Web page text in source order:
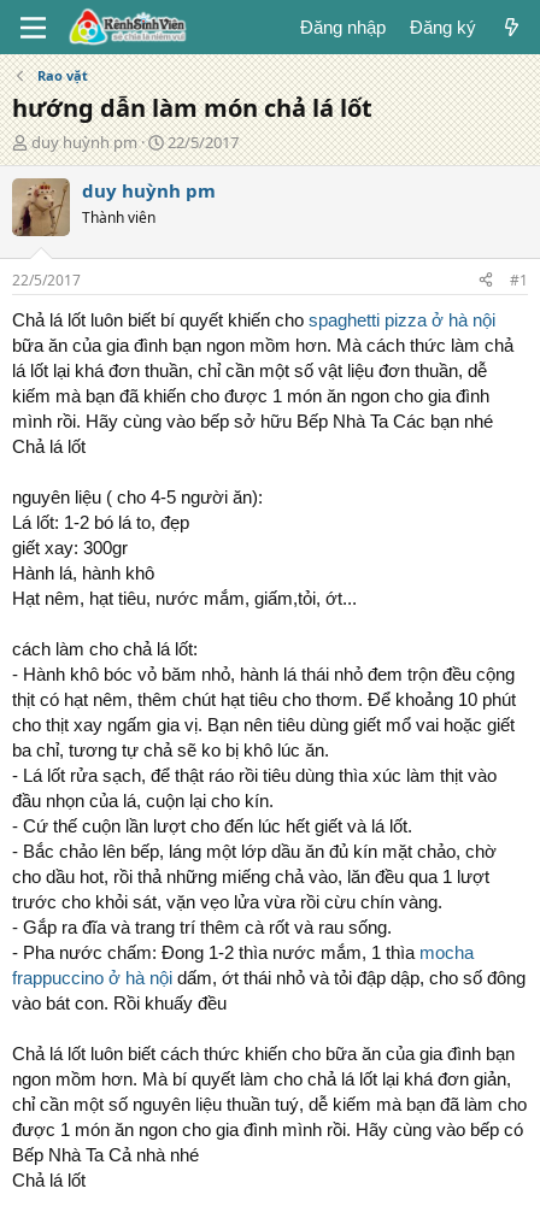
Đăng nhập Đăng ký
Rao vặt
hướng dẫn làm món chả lá lốt
T
á
c
g
i
ả
duy huỳnh pm
N
g
à
g
22/5/2017
duy huỳnh pm
Thành viên
22/5/2017
#1
Chả lá lốt luôn biết bí quyết khiến cho spaghetti pizza ở hà nội
bữa ăn của gia đình bạn ngon mồm hơn. Mà cách thức làm chả
lá lốt lại khá đơn thuần, chỉ cần một số vật liệu đơn thuần, dễ
kiếm mà bạn đã khiến cho được 1 món ăn ngon cho gia đình
mình rồi. Hãy cùng vào bếp sở hữu Bếp Nhà Ta Các bạn nhé
Chả lá lốt
nguyên liệu ( cho 4-5 người ăn):
Lá lốt: 1-2 bó lá to, đẹp
giết xay: 300gr
Hành lá, hành khô
Hạt nêm, hạt tiêu, nước mắm, giấm,tỏi, ớt...
cách làm cho chả lá lốt:
- Hành khô bóc vỏ băm nhỏ, hành lá thái nhỏ đem trộn đều cộng
thịt có hạt nêm, thêm chút hạt tiêu cho thơm. Để khoảng 10 phút
cho thịt xay ngấm gia vị. Bạn nên tiêu dùng giết mổ vai hoặc giết
ba chỉ, tương tự chả sẽ ko bị khô lúc ăn.
- Lá lốt rửa sạch, để thật ráo rồi tiêu dùng thìa xúc làm thịt vào
đầu nhọn của lá, cuộn lại cho kín.
- Cứ thế cuộn lần lượt cho đến lúc hết giết và lá lốt.
- Bắc chảo lên bếp, láng một lớp dầu ăn đủ kín mặt chảo, chờ
cho dầu hot, rồi thả những miếng chả vào, lăn đều qua 1 lượt
trước cho khỏi sát, vặn vẹo lửa vừa rồi cừu chín vàng.
- Gắp ra đĩa và trang trí thêm cà rốt và rau sống.
- Pha nước chấm: Đong 1-2 thìa nước mắm, 1 thìa mocha
frappuccino ở hà nội dấm, ớt thái nhỏ và tỏi đập dập, cho số đông
vào bát con. Rồi khuấy đều
Chả lá lốt luôn biết cách thức khiến cho bữa ăn của gia đình bạn
ngon mồm hơn. Mà bí quyết làm cho chả lá lốt lại khá đơn giản,
chỉ cần một số nguyên liệu thuần tuý, dễ kiếm mà bạn đã làm cho
được 1 món ăn ngon cho gia đình mình rồi. Hãy cùng vào bếp có
Bếp Nhà Ta Cả nhà nhé
Chả lá lốt